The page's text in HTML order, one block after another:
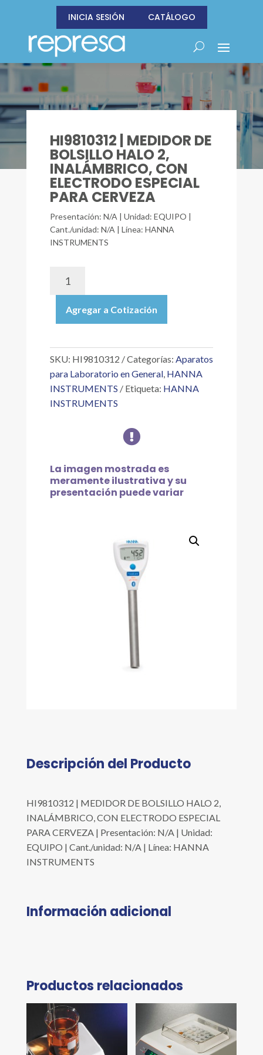
INICIA SESIÓN CATÁLOGO
HI9810312 | MEDIDOR DE
BOLSILLO HALO 2,
INALÁMBRICO, CON
ELECTRODO ESPECIAL
PARA CERVEZA
Presentación: N/A | Unidad: EQUIPO |
Cant./unidad: N/A | Línea: HANNA
INSTRUMENTS
BOLSILLO
2,
CON
ELECTRODO
ESPECIAL
Agregar a Cotización
SKU: HI9810312 Categorías: Aparatos
para Laboratorio en General, HANNA
INSTRUMENTS
Etiqueta: HANNA
INSTRUMENTS

La imagen mostrada es
meramente ilustrativa y su
presentación puede variar
Descripción del Producto
HI9810312 | MEDIDOR DE BOLSILLO HALO 2,
INALÁMBRICO, CON ELECTRODO ESPECIAL
PARA CERVEZA | Presentación: N/A | Unidad:
EQUIPO | Cant./unidad: N/A | Línea: HANNA
INSTRUMENTS
Información adicional
Productos relacionados